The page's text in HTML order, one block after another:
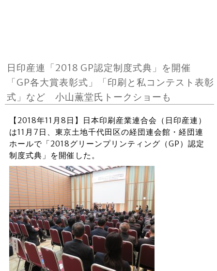
日印産連「2018 GP認定制度式典」を開催
「GP各大賞表彰式」「印刷と私コンテスト表彰
式」など 小山薫堂氏トークショーも
【2018年11月8日】日本印刷産業連合会（日印産連）
は11月7日、東京土地千代田区の経団連会館・経団連
ホールで「2018グリーンプリンティング（GP）認定
制度式典」を開催した。